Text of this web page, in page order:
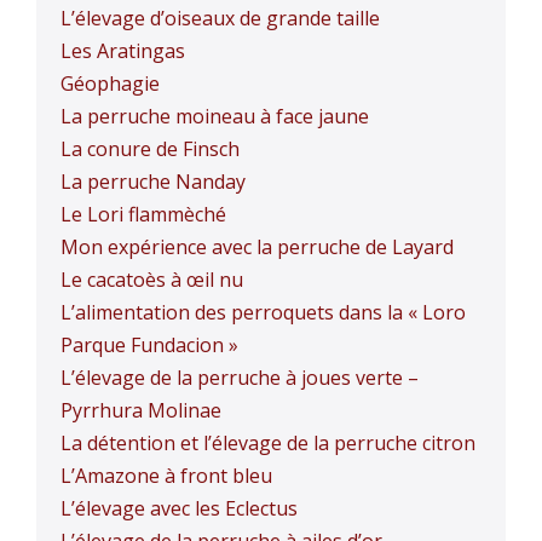
L’élevage d’oiseaux de grande taille
Les Aratingas
Géophagie
La perruche moineau à face jaune
La conure de Finsch
La perruche Nanday
Le Lori flammèché
Mon expérience avec la perruche de Layard
Le cacatoès à œil nu
L’alimentation des perroquets dans la « Loro
Parque Fundacion »
L’élevage de la perruche à joues verte –
Pyrrhura Molinae
La détention et l’élevage de la perruche citron
L’Amazone à front bleu
L’élevage avec les Eclectus